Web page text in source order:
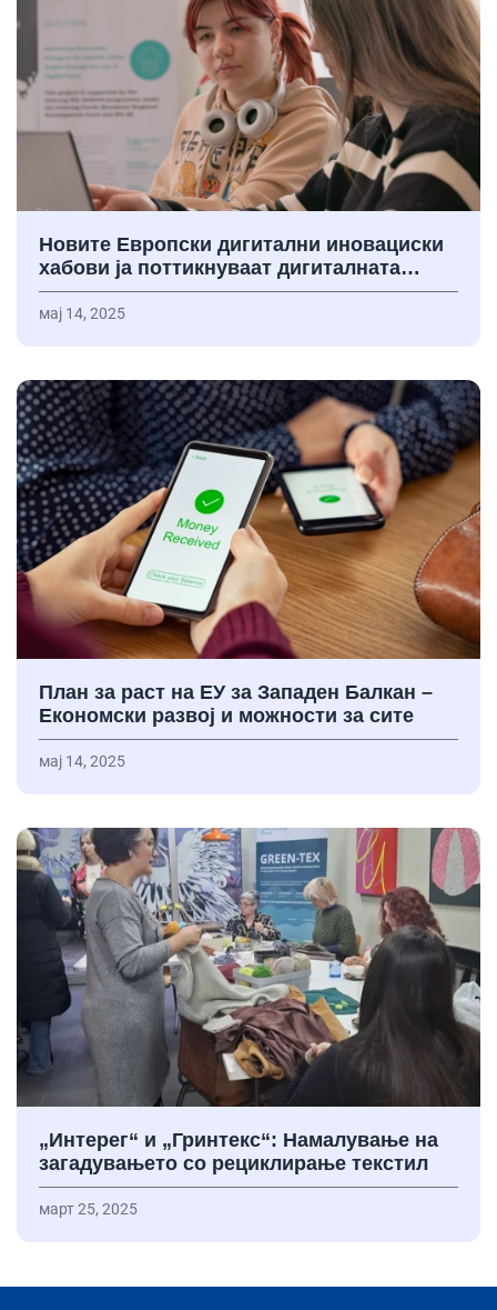
Новите Европски дигитални иновациски
хабови ја поттикнуваат дигиталната…
мај 14, 2025
План за раст на ЕУ за Западен Балкан –
Економски развој и можности за сите
мај 14, 2025
„Интерег“ и „Гринтекс“: Намалување на
загадувањето со рециклирање текстил
март 25, 2025